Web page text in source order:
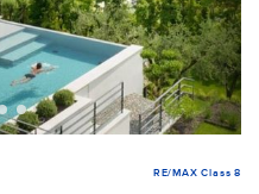
RE/MAX Class 8